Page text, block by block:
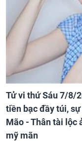
Tử vi thứ Sáu 7/8/
tiền bạc đầy túi,
Mão - Thân tài lộc
mỹ mãn